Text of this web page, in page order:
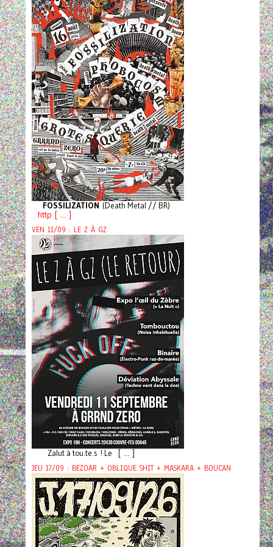
FOSSILIZATION (Death Metal // BR)
http [ ... ]
VEN 11/09 : LE Z À GZ
Zalut à tou.te.s ! Le [ ... ]
JEU 17/09 : BEZOAR + OBLIQUE SHIT + MASKARA + BOUCAN